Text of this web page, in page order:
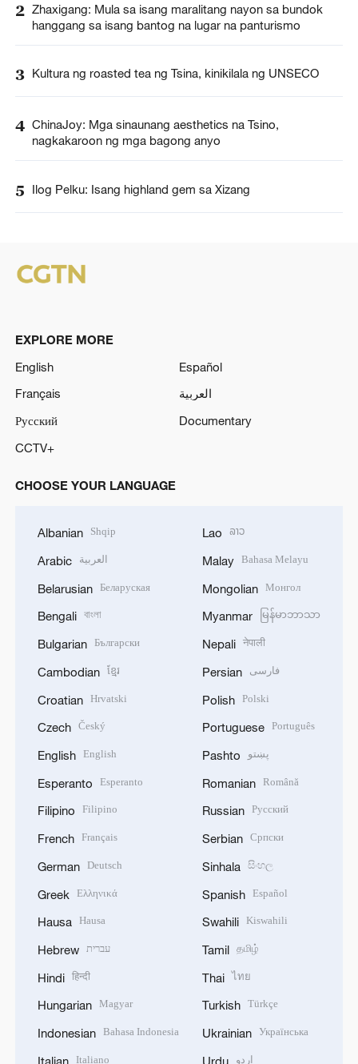
2 Zhaxigang: Mula sa isang maralitang nayon sa bundok
hanggang sa isang bantog na lugar na panturismo
3 Kultura ng roasted tea ng Tsina, kinikilala ng UNSECO
4 ChinaJoy: Mga sinaunang aesthetics na Tsino,
nagkakaroon ng mga bagong anyo
5 Ilog Pelku: Isang highland gem sa Xizang
EXPLORE MORE
English
Español
Français
العربية
Русский
Documentary
CCTV+
CHOOSE YOUR LANGUAGE
Albanian Shqip
Arabic العربية
Belarusian Беларуская
Bengali বাংলা
Bulgarian Български
Cambodian ខ្មែរ
Croatian Hrvatski
Czech Český
English English
Esperanto Esperanto
Filipino Filipino
French Français
German Deutsch
Greek Ελληνικά
Hausa Hausa
Hebrew עברית
Hindi हिन्दी
Hungarian Magyar
Indonesian Bahasa Indonesia
Italian Italiano
Lao ລາວ
Malay Bahasa Melayu
Mongolian Монгол
Myanmar မြန်မာဘာသာ
Nepali नेपाली
Persian فارسی
Polish Polski
Portuguese Português
Pashto پښتو
Romanian Română
Russian Русский
Serbian Српски
Sinhala සිංහල
Spanish Español
Swahili Kiswahili
Tamil தமிழ்
Thai ไทย
Turkish Türkçe
Ukrainian Українська
Urdu اردو